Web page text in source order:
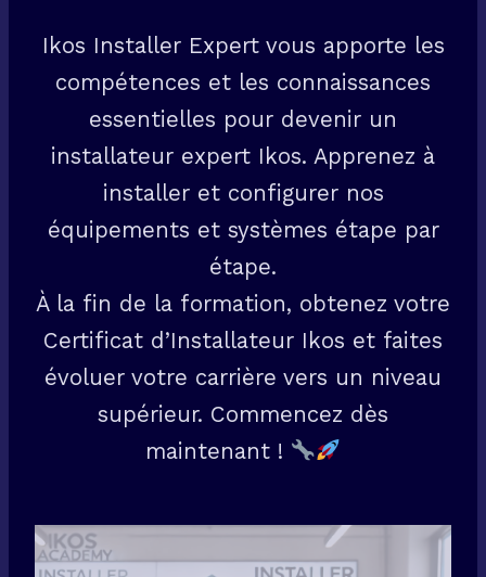
Ikos Installer Expert vous apporte les
compétences et les connaissances
essentielles pour devenir un
installateur expert Ikos. Apprenez à
installer et configurer nos
équipements et systèmes étape par
étape.
À la fin de la formation, obtenez votre
Certificat d’Installateur Ikos et faites
évoluer votre carrière vers un niveau
supérieur. Commencez dès
maintenant !